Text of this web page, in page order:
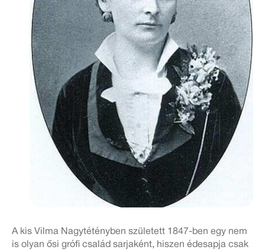
A kis Vilma Nagytétényben született 1847-ben egy nem
is olyan ősi grófi család sarjaként, hiszen édesapja csak